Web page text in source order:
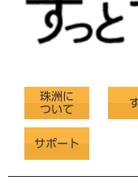
珠洲に
ついて
サポート